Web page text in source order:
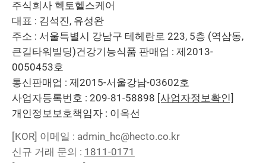
주식회사 헥토헬스케어
대표 : 김석진, 유성완
주소 : 서울특별시 강남구 테헤란로 223, 5층 (역삼동,
큰길타워빌딩)건강기능식품 판매업 : 제2013-
0050453호
통신판매업 : 제2015-서울강남-03602호
사업자등록번호 : 209-81-58898 [사업자정보확인]
개인정보보호책임자 : 이옥선
[KOR] 이메일 : admin_hc@hecto.co.kr
신규 거래 문의 : 1811-0171